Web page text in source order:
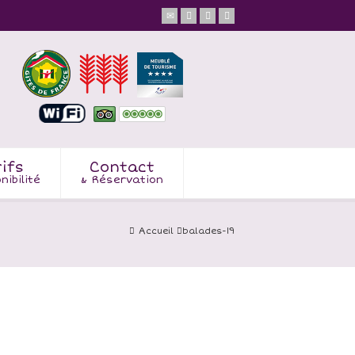
Contact
& Réservation
Accueil balades-19